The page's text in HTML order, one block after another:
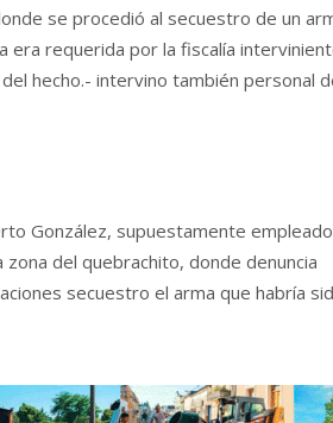
se procedió al secuestro de un
era requerida por la fiscalía
hecho.- intervino también personal
González, supuestamente
del quebrachito, donde denuncia
secuestro el arma que habría